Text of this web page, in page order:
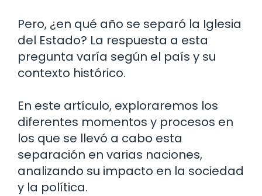
Pero, ¿en qué año se separó la Iglesia
del Estado? La respuesta a esta
pregunta varía según el país y su
contexto histórico.
En este artículo, exploraremos los
diferentes momentos y procesos en
los que se llevó a cabo esta
separación en varias naciones,
analizando su impacto en la sociedad
y la política.